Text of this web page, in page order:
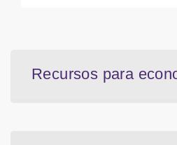
Recursos para